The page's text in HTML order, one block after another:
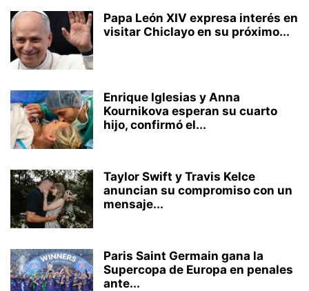
Papa León XIV expresa interés en
visitar Chiclayo en su próximo...
Enrique Iglesias y Anna
Kournikova esperan su cuarto
hijo, confirmó el...
Taylor Swift y Travis Kelce
anuncian su compromiso con un
mensaje...
Paris Saint Germain gana la
Supercopa de Europa en penales
ante...